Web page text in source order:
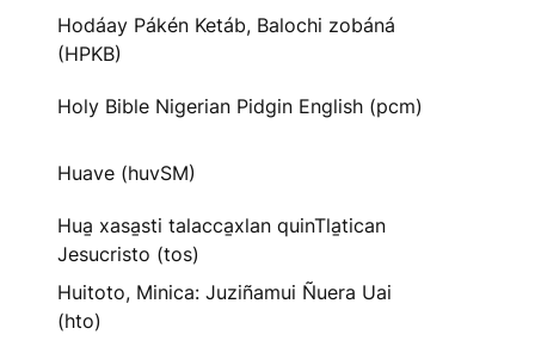
Hodáay Pákén Ketáb, Balochi zobáná
(HPKB)
Holy Bible Nigerian Pidgin English (pcm)
Huave (huvSM)
Hua̱ xasa̱sti talacca̱xlan quinTla̱tican
Jesucristo (tos)
Huitoto, Minica: Juziñamui Ñuera Uai
(hto)